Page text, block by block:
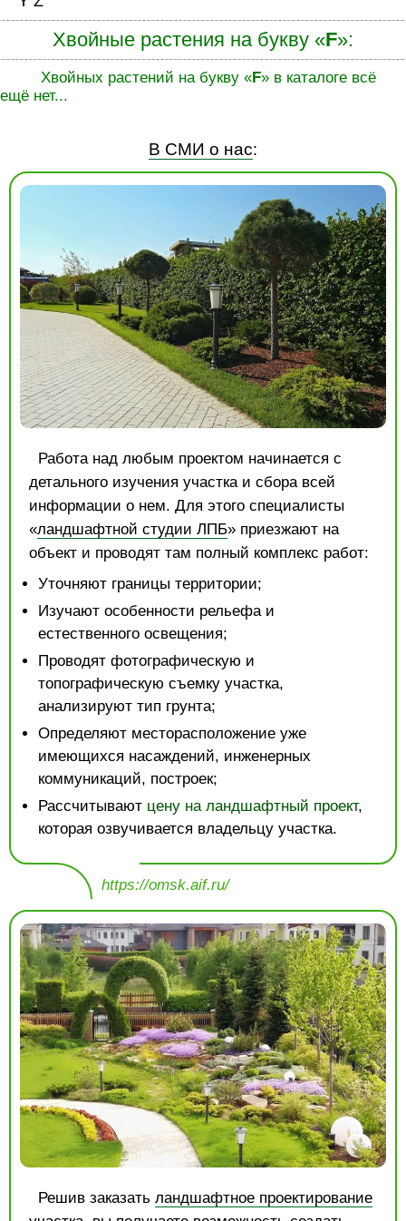
Хвойные растения на букву «F»:
Хвойных растений на букву «F» в каталоге всё
ещё нет...
В СМИ о нас:
Работа над любым проектом начинается с
детального изучения участка и сбора всей
информации о нем. Для этого специалисты
«ландшафтной студии ЛПБ» приезжают на
объект и проводят там полный комплекс работ:
Уточняют границы территории;
Изучают особенности рельефа и
естественного освещения;
Проводят фотографическую и
топографическую съемку участка,
анализируют тип грунта;
Определяют месторасположение уже
имеющихся насаждений, инженерных
коммуникаций, построек;
Рассчитывают цену на ландшафтный проект,
которая озвучивается владельцу участка.
https://omsk.aif.ru/
Решив заказать ландшафтное проектирование